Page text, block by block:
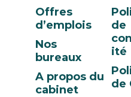
Offres
d’emplois
Nos
bureaux
A propos du
cabinet
de
ité
de